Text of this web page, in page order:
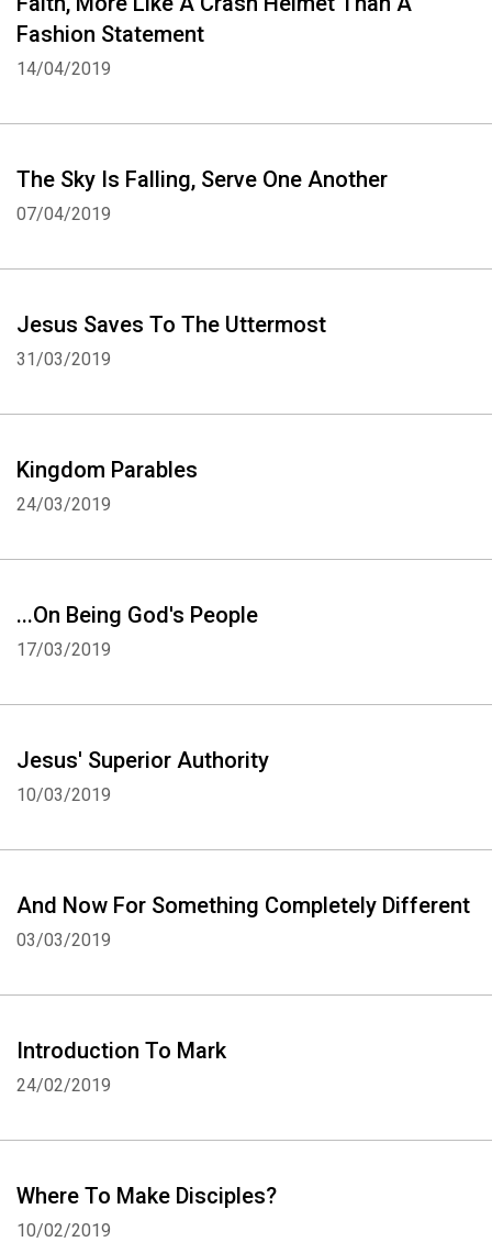
Fashion Statement
14/04/2019
The Sky Is Falling, Serve One Another
07/04/2019
Jesus Saves To The Uttermost
31/03/2019
Kingdom Parables
24/03/2019
...On Being God's People
17/03/2019
Jesus' Superior Authority
10/03/2019
And Now For Something Completely Different
03/03/2019
Introduction To Mark
24/02/2019
Where To Make Disciples?
10/02/2019